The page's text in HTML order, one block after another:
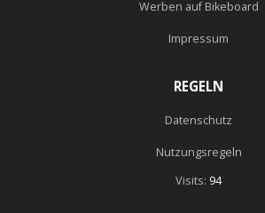
Werben auf Bikeboard
Impressum
REGELN
Datenschutz
Nutzungsregeln
Visits: 94